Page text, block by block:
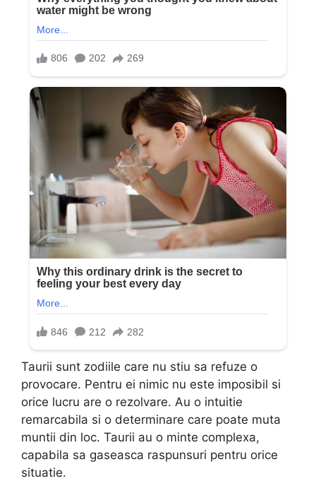
Taurii sunt zodiile care nu stiu sa refuze o
provocare. Pentru ei nimic nu este imposibil si
orice lucru are o rezolvare. Au o intuitie
remarcabila si o determinare care poate muta
muntii din loc. Taurii au o minte complexa,
capabila sa gaseasca raspunsuri pentru orice
situatie.